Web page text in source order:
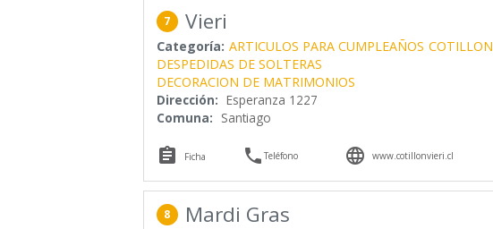
7 Vieri
Categoría: ARTICULOS PARA CUMPLEAÑOS COTILLON
DESPEDIDAS DE SOLTERAS
DECORACION DE MATRIMONIOS
Dirección: Esperanza 1227
Comuna: Santiago
 Ficha Teléfono  www.cotillonvieri.cl
8 Mardi Gras